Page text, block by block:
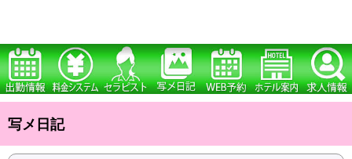
写メ日記